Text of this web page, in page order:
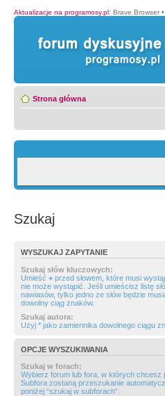
Aktualizacje na programosy.pl: Brave Browser •
Strona główna
Szukaj
WYSZUKAJ ZAPYTANIE
Szukaj słów kluczowych:
Umieść + przed słowem, które musi
nie może wystąpić. Jeśli umieścisz listę
nawiasów, tylko jedno ze słów będzie
dowolny ciąg znaków.
Szukaj autora:
Użyj * jako zamiennika dowolnego ciągu
OPCJE WYSZUKIWANIA
Szukaj w forach:
Wybierz forum lub fora, w których chcesz
Subfora zostaną przeszukanie
poniżej “szukaj w subforach“.